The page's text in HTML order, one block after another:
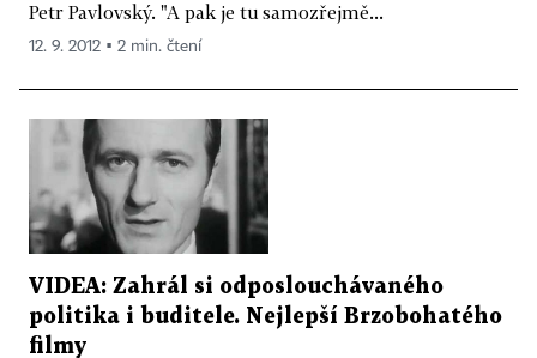
Petr Pavlovský. "A pak je tu samozřejmě...
12. 9. 2012 ▪ 2 min. čtení
VIDEA: Zahrál si odposlouchávaného
politika i buditele. Nejlepší Brzobohatého
filmy